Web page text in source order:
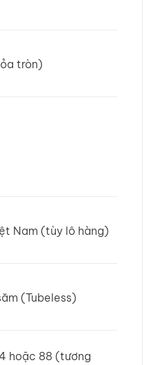
tròn)
Nam (tùy lô hàng)
(Tubeless)
hoặc 88 (tương